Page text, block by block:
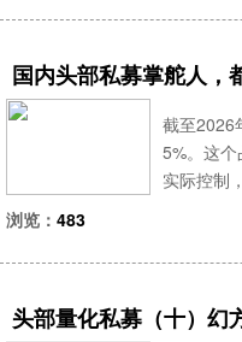
国内头部私募掌舵人，
截至2026
5%。这
实际控制
浏览： 483
头部量化私募（十）幻